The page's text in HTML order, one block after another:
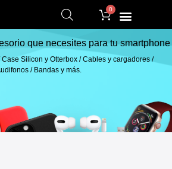
0
que necesites para tu smartphone
Silicon y Otterbox / Cables y cargadores /
/ Bandas y más.